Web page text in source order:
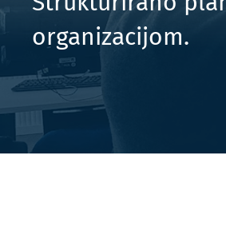
organizacijom.